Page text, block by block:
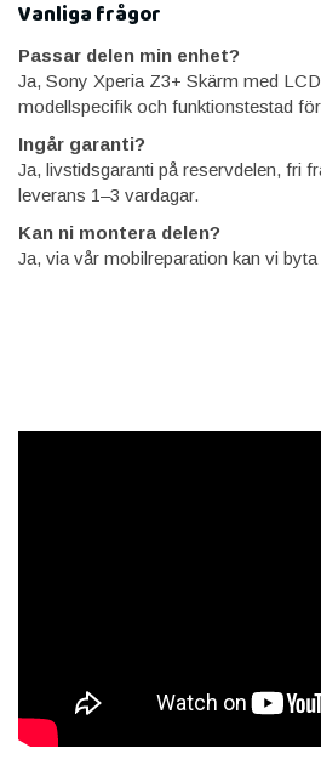
Vanliga frågor
Passar delen min enhet?
Ja, Sony Xperia Z3+ Skärm med
modellspecifik och funktionstestad
Ingår garanti?
Ja, livstidsgaranti på reservdelen, fri
leverans 1–3 vardagar.
Kan ni montera delen?
Ja, via vår mobilreparation kan vi byta